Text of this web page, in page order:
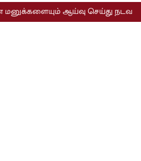
ஆய்வு செய்து நடவடிக்கை